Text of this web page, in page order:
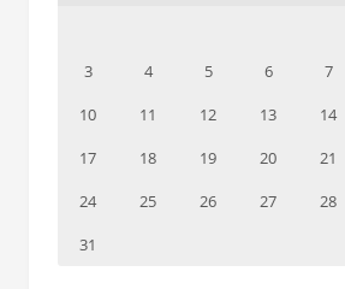
3
4 5 6 7
10
11 12 13 14
17
18 19 20 21
24
25 26 27 28
31